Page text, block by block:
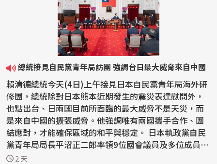
總統接見自民黨青年局訪團 強調台日最大威脅來自中國
賴清德總統今天(4日)上午接見日本自民黨青年局海外研
修團，總統除對日本熊本近期發生的震災表達慰問外，
也點出台、日兩國目前所面臨的最大威脅不是天災，而
是來自中國的擴張威脅。他強調唯有兩國攜手合作、團
結應對，才能確保區域的和平與穩定。 日本執政黨自民
黨青年局局長平沼正二郎率領9位國會議員及多位成員
來...2 天